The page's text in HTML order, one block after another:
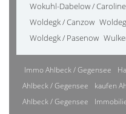
Wokuhl-Dabelow /
Woldegk / Canzow
Woldegk / Pasenow
Immo Ahlbeck / Gegensee
Ahlbeck / Gegensee
kaufen
Ahlbeck / Gegensee